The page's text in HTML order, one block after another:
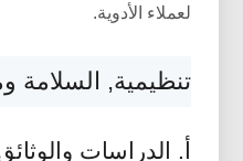
لعملاء الأدوية.
تنظيمية, السلامة
أ. الدراسات